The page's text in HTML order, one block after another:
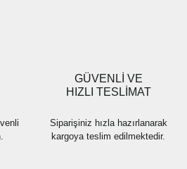
GÜVENLİ VE
HIZLI TESLİMAT
Siparişiniz hızla hazırlanarak
kargoya teslim edilmektedir.